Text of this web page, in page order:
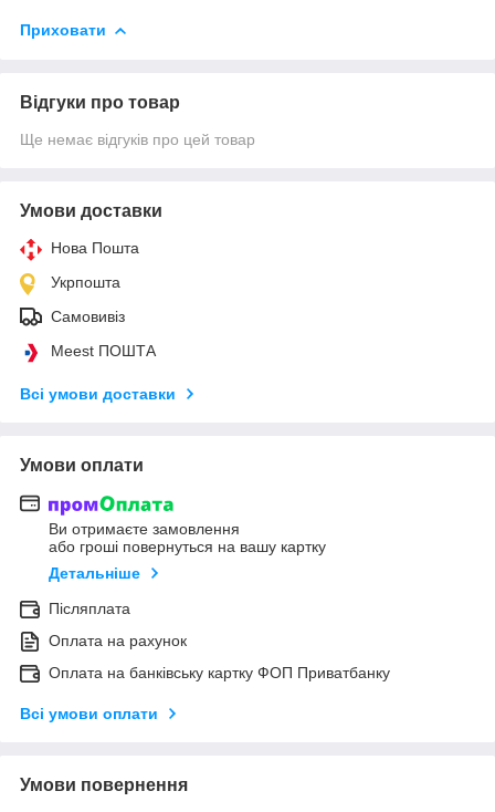
Приховати
Відгуки про товар
Ще немає відгуків про цей товар
Умови доставки
Нова Пошта
Укрпошта
Самовивіз
Meest ПОШТА
Всі умови доставки
Умови оплати
Ви отримаєте замовлення
або гроші повернуться на вашу картку
Детальніше
Післяплата
Оплата на рахунок
Оплата на банківську картку ФОП Приватбанку
Всі умови оплати
Умови повернення